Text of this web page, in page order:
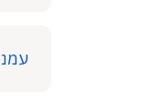
עמנ000418/04 הוועדה המקומית לתכנון ולבניה חיפה נ . ורנר